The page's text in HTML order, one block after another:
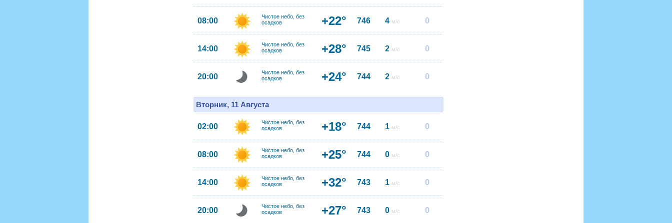
08:00
Чистое небо, без
осадков
+22° 746 4 м/с 0
14:00
Чистое небо, без
осадков
+28° 745 2 м/с 0
20:00
Чистое небо, без
осадков
+24° 744 2 м/с 0
Вторник, 11 Августа
02:00
Чистое небо, без
осадков
+18° 744 1 м/с 0
08:00
Чистое небо, без
осадков
+25° 744 0 м/с 0
14:00
Чистое небо, без
осадков
+32° 743 1 м/с 0
20:00
Чистое небо, без
осадков
+27° 743 0 м/с 0